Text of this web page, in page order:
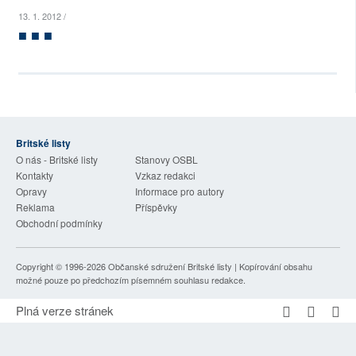
SOCIÁLNÍ SÍTĚ
13. 1. 2012 /
■ ■ ■
Britské listy
O nás - Britské listy
Stanovy OSBL
Kontakty
Vzkaz redakci
Opravy
Informace pro autory
Reklama
Příspěvky
Obchodní podmínky
Copyright © 1996-2026Občanské sdružení Britské listy | Kopírování obsahu
možné pouze po předchozím písemném souhlasu redakce.
Plná verze stránek